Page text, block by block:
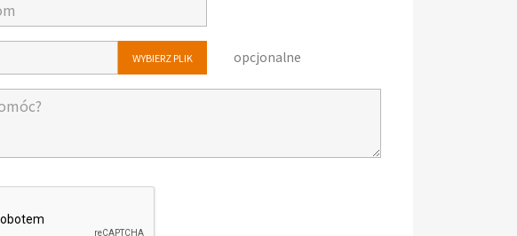
WYBIERZ PLIK opcjonalne